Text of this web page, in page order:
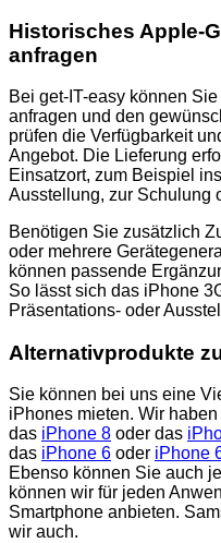
Historisches Apple-
anfragen
Bei get-IT-easy können
anfragen und den
prüfen die Verfügbarkeit
Angebot. Die Lieferung
Einsatzort, zum Beispiel
Ausstellung, zur Schulung
Benötigen Sie zusätzlich
oder mehrere
können passende
So lässt sich das iPhone
Präsentations- oder
Alternativprodukte
Sie können bei uns eine
iPhones mieten. Wir
das iPhone 8 oder das
das iPhone 6 oder iPhone
Ebenso können Sie auch
können wir für jeden
Smartphone anbieten.
wir auch.